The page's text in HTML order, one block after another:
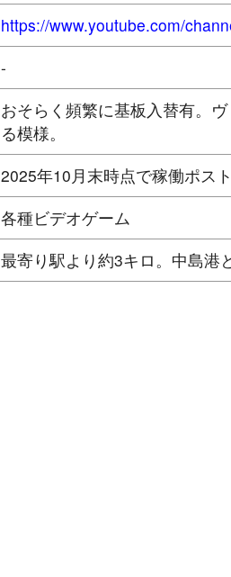
https://www.youtube.com/
-
おそらく頻繁に基板入替有。
る模様。
2025年10月末時点で稼働ポス
各種ビデオゲーム
最寄り駅より約3キロ。中島港